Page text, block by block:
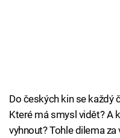
Sledujte nás
Do českých kin se každý
Které má smysl vidět? A
vyhnout? Tohle dilema